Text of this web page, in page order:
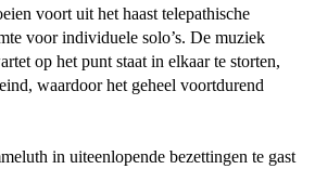
voort uit het haast telepathische
voor individuele solo’s. De muziek
op het punt staat in elkaar te storten,
waardoor het geheel voortdurend
in uiteenlopende bezettingen te gast